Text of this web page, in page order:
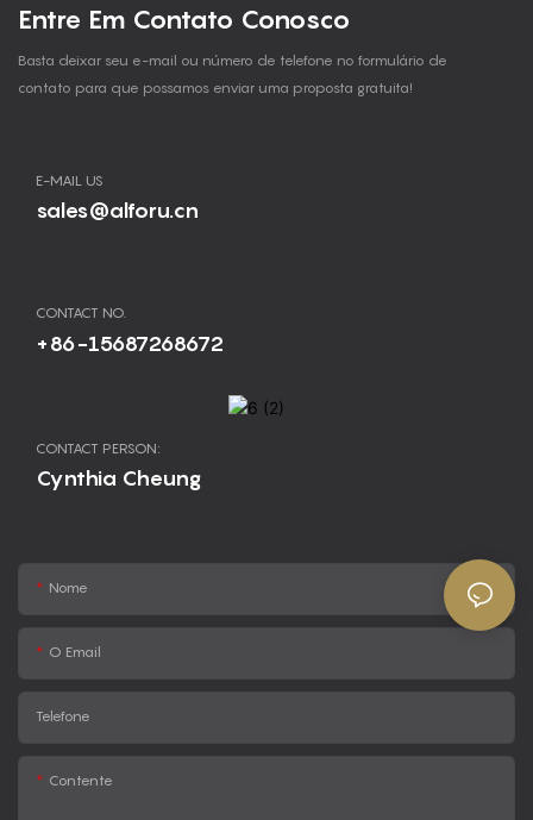
Entre Em Contato Conosco
Basta deixar seu e-mail ou número de telefone no formulário de
contato para que possamos enviar uma proposta gratuita!
E-MAIL US
sales@alforu.cn
CONTACT NO.
+86-15687268672
CONTACT PERSON:
Cynthia Cheung
Nome
O Email
Telefone
Contente